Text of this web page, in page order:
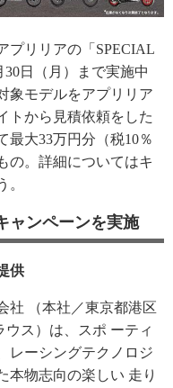
プリリアの「SPECIAL
30日（月）まで実施中
象モデルをアプリリア
トから見積依頼をした
最大33万円分（税10％
の。詳細についてはキ
。
ャンペーンを実施
供
社 （本社／東京都港区
ス）は、スポ ーティ
レーシングテクノロジ
本物志向の楽しい 走り